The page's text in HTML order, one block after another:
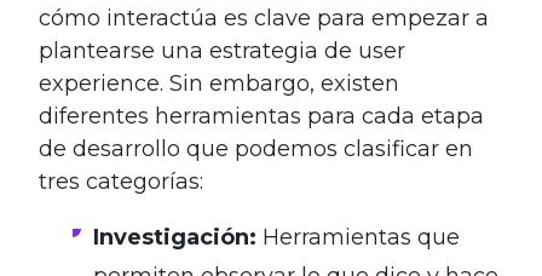
cómo interactúa es clave para empezar a
plantearse una estrategia de user
experience. Sin embargo, existen
diferentes herramientas para cada etapa
de desarrollo que podemos clasificar en
tres categorías:
Investigación: Herramientas que